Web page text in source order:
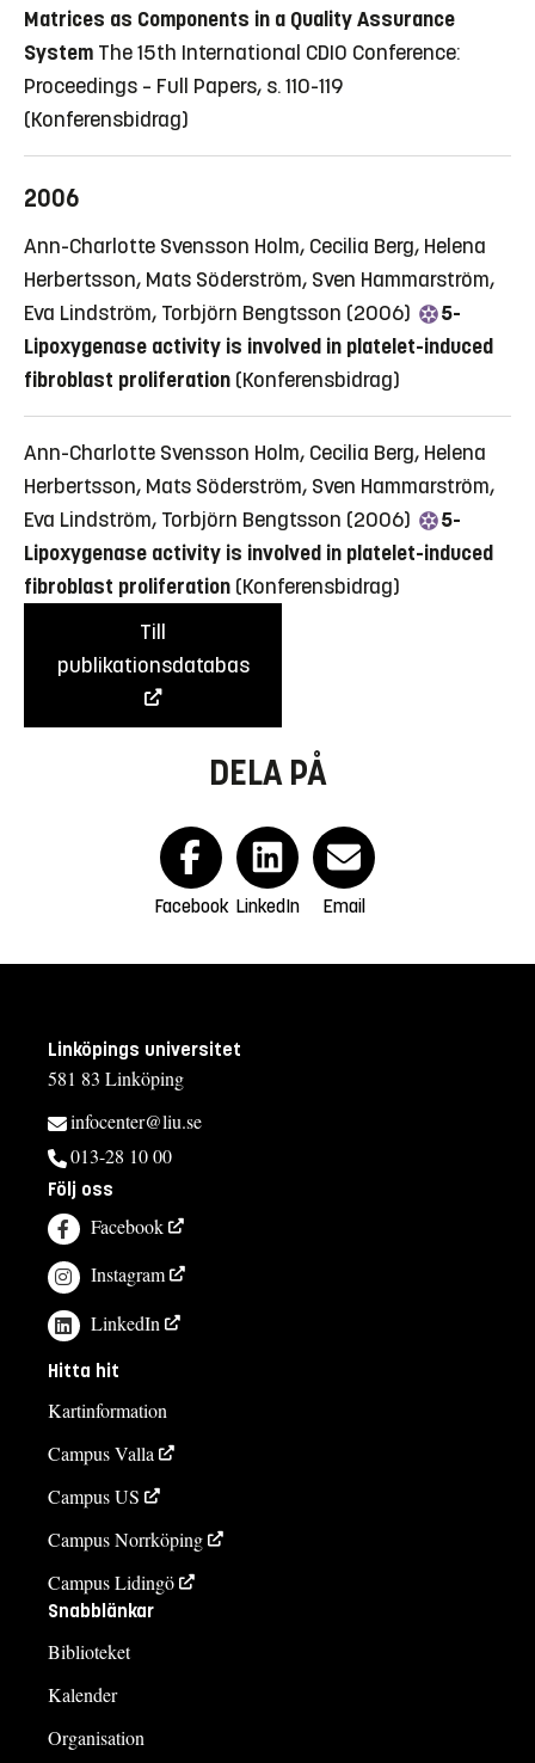
Matrices as Components in a Quality Assurance
System The 15th International CDIO Conference:
Proceedings – Full Papers, s. 110-119
(Konferensbidrag)
2006
Ann-Charlotte Svensson Holm, Cecilia Berg, Helena
Herbertsson, Mats Söderström, Sven Hammarström,
Eva Lindström, Torbjörn Bengtsson (2006)
5-
Lipoxygenase activity is involved in platelet-induced
fibroblast proliferation (Konferensbidrag)
Ann-Charlotte Svensson Holm, Cecilia Berg, Helena
Herbertsson, Mats Söderström, Sven Hammarström,
Eva Lindström, Torbjörn Bengtsson (2006)
5-
Lipoxygenase activity is involved in platelet-induced
fibroblast proliferation (Konferensbidrag)
Till
publikationsdatabas
DELA PÅ
Facebook LinkedIn Email
Linköpings universitet
581 83 Linköping
infocenter@liu.se
013-28 10 00
Följ oss
Facebook
Instagram
LinkedIn
Hitta hit
Kartinformation
Campus Valla
Campus US
Campus Norrköping
Campus Lidingö
Snabblänkar
Biblioteket
Kalender
Organisation